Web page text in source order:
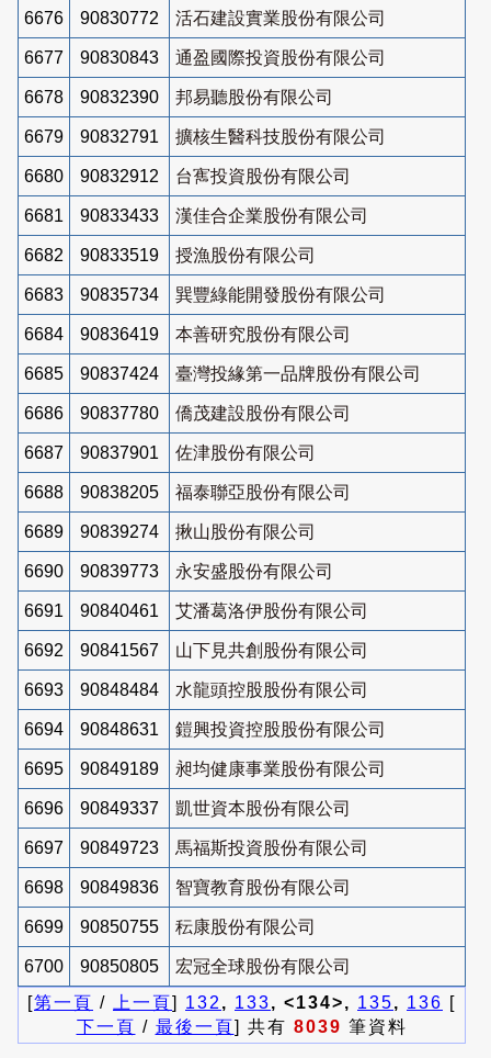
6676 90830772 活石建設實業股份有限公司
6677 90830843 通盈國際投資股份有限公司
6678 90832390 邦易聽股份有限公司
6679 90832791 擴核生醫科技股份有限公司
6680 90832912 台寯投資股份有限公司
6681 90833433 漢佳合企業股份有限公司
6682 90833519 授漁股份有限公司
6683 90835734 巽豐綠能開發股份有限公司
6684 90836419 本善研究股份有限公司
6685 90837424 臺灣投緣第一品牌股份有限公司
6686 90837780 僑茂建設股份有限公司
6687 90837901 佐津股份有限公司
6688 90838205 福泰聯亞股份有限公司
6689 90839274 揪山股份有限公司
6690 90839773 永安盛股份有限公司
6691 90840461 艾潘葛洛伊股份有限公司
6692 90841567 山下見共創股份有限公司
6693 90848484 水龍頭控股股份有限公司
6694 90848631 鎧興投資控股股份有限公司
6695 90849189 昶均健康事業股份有限公司
6696 90849337 凱世資本股份有限公司
6697 90849723 馬福斯投資股份有限公司
6698 90849836 智寶教育股份有限公司
6699 90850755 秐康股份有限公司
6700 90850805
宏冠全球股份有限公司
[第一頁 / 上一頁] 132 , 133, <134>, 135, 136 [
下一頁 / 最後一頁] 共有 8039 筆資料